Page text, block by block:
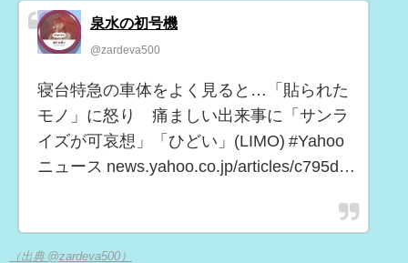
泉水の初号機
@zardeva500
寝台特急の車体をよく見ると…「貼られた
モノ」に怒り 痛ましい出来事に「サンラ
イズが可哀想」「ひどい」(LIMO) #Yahoo
ニュース news.yahoo.co.jp/articles/c795d…
（出典 @zardeva500）